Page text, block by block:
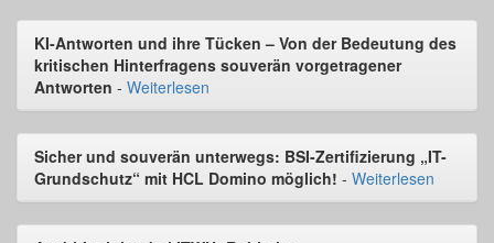
KI-Antworten und ihre Tücken – Von der Bedeutung des
kritischen Hinterfragens souverän vorgetragener
Antworten - Weiterlesen
Sicher und souverän unterwegs: BSI-Zertifizierung „IT-
Grundschutz“ mit HCL Domino möglich! - Weiterlesen